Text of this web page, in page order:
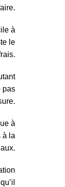
à
le
pas
à
à la